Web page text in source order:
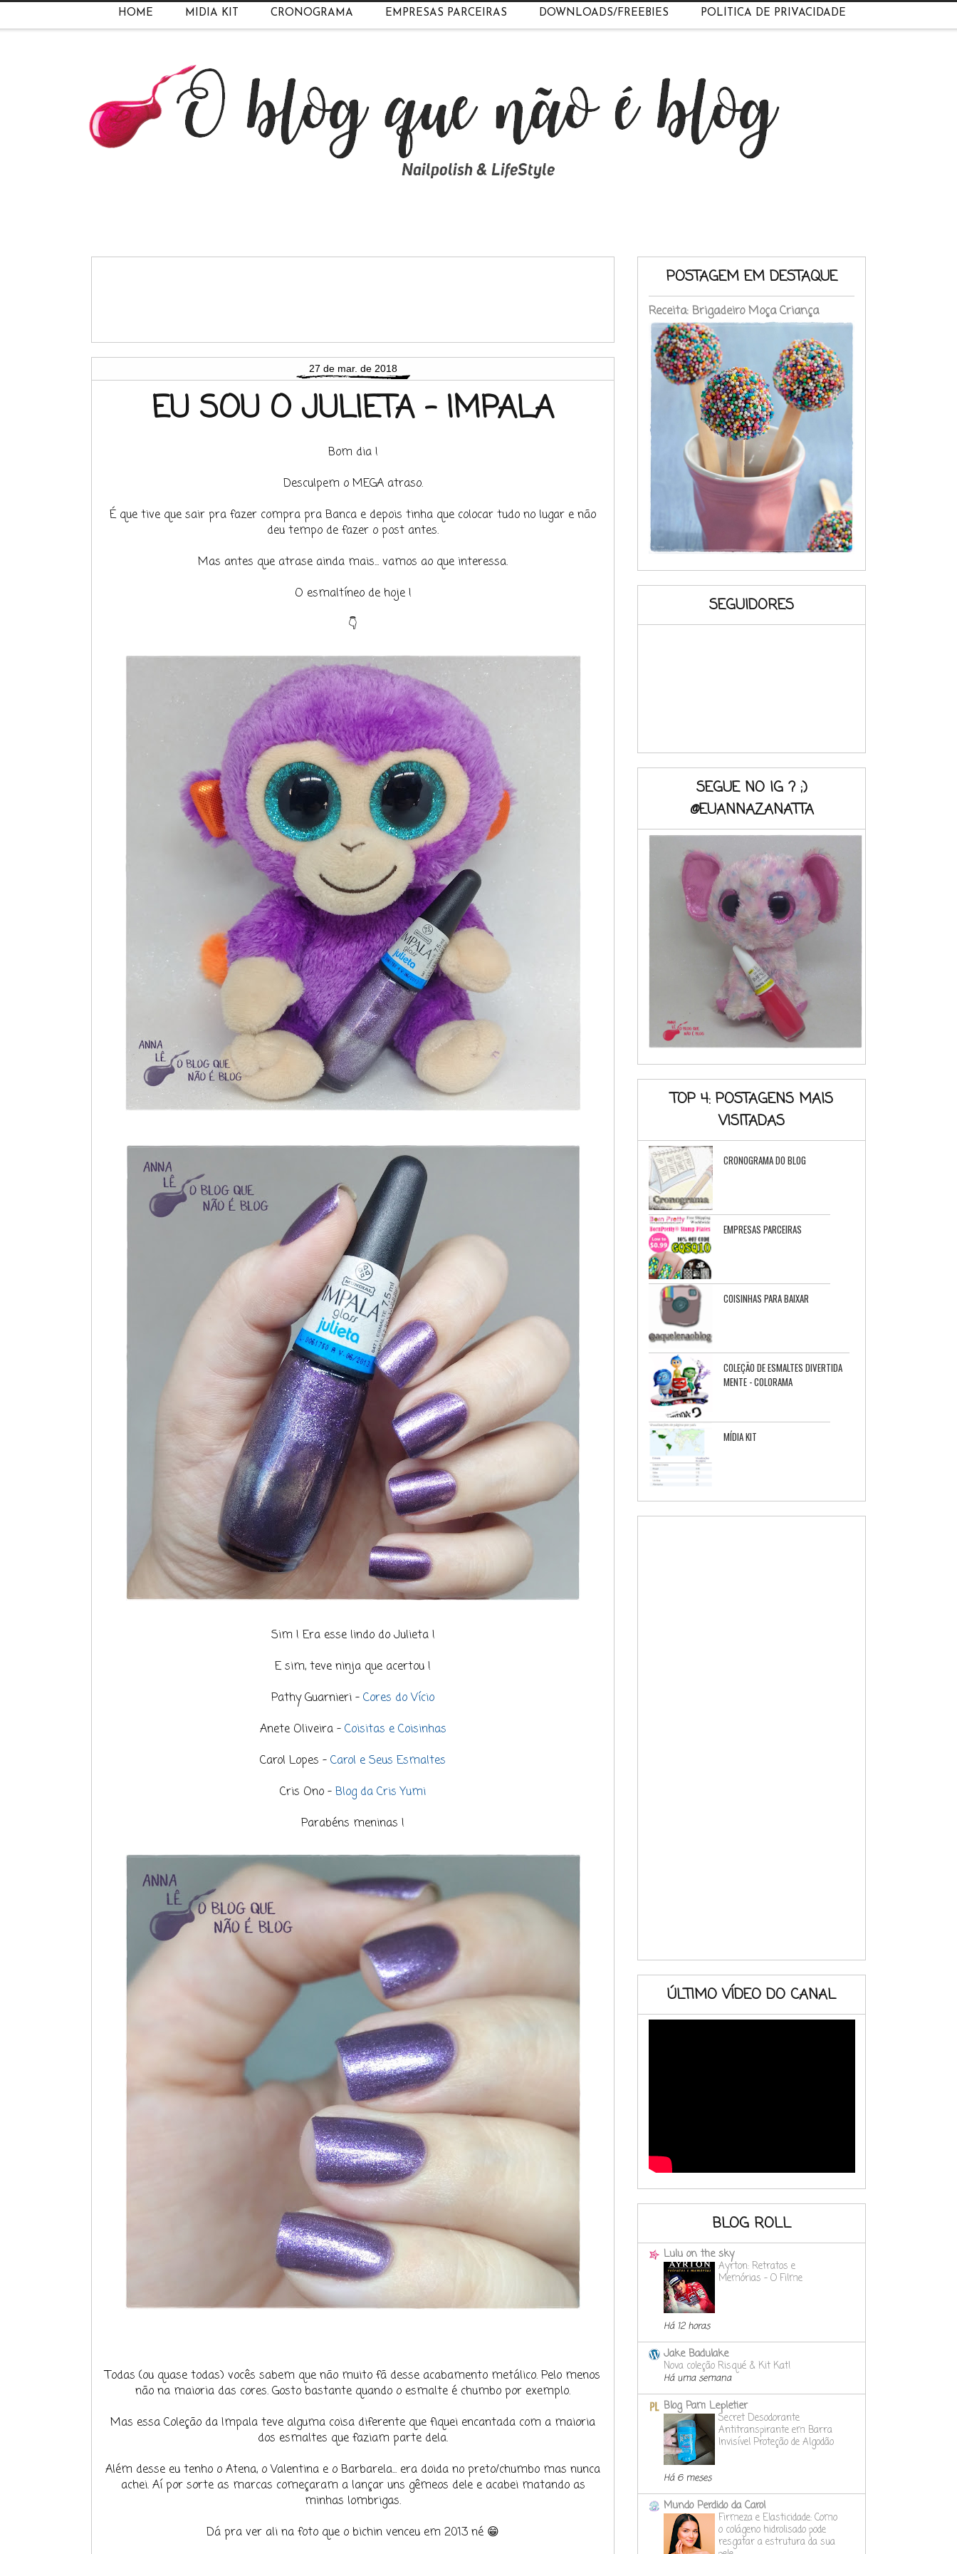
HOME MIDIA KIT CRONOGRAMA EMPRESAS PARCEIRAS DOWNLOADS/FREEBIES POLÍTICA DE PRIVACIDADE
27 de mar. de 2018
EU SOU O JULIETA - IMPALA
Bom dia !
Desculpem o MEGA atraso.
É que tive que sair pra fazer compra pra Banca e depois tinha que colocar tudo no lugar e não
deu tempo de fazer o post antes.
Mas antes que atrase ainda mais... vamos ao que interessa.
O esmaltíneo de hoje !
👇
Sim ! Era esse lindo do Julieta !
E sim, teve ninja que acertou !
Pathy Guarnieri - Cores do Vício
Anete Oliveira - Coisitas e Coisinhas
Carol Lopes - Carol e Seus Esmaltes
Cris Ono - Blog da Cris Yumi
Parabéns meninas !
Todas (ou quase todas) vocês sabem que não muito fã desse acabamento metálico. Pelo menos
não na maioria das cores. Gosto bastante quando o esmalte é chumbo por exemplo.
Mas essa Coleção da Impala teve alguma coisa diferente que fiquei encantada com a maioria
dos esmaltes que faziam parte dela.
Além desse eu tenho o Atena, o Valentina e o Barbarela... era doida no preto/chumbo mas nunca
achei. Aí por sorte as marcas começaram a lançar uns gêmeos dele e acabei matando as
minhas lombrigas.
Dá pra ver ali na foto que o bichin venceu em 2013 né 😁
POSTAGEM EM DESTAQUE
Receita: Brigadeiro Moça Criança
SEGUIDORES
SEGUE NO IG ? ;)
@EUANNAZANATTA
TOP 4: POSTAGENS MAIS
VISITADAS
CRONOGRAMA DO BLOG
EMPRESAS PARCEIRAS
COISINHAS PARA BAIXAR
COLEÇÃO DE ESMALTES DIVERTIDA
MENTE - COLORAMA
MÍDIA KIT
ÚLTIMO VÍDEO DO CANAL
BLOG ROLL
Lulu on the sky
Ayrton: Retratos e
Memórias - O Filme
Há 12 horas
Jake Badulake
Nova coleção Risqué & Kit Kat!
Há uma semana
Blog Pam Lepletier
Secret Desodorante
Antitranspirante em Barra
Invisível Proteção de Algodão
Há 6 meses
Mundo Perdido da Carol
Firmeza e Elasticidade: Como
o colágeno hidrolisado pode
resgatar a estrutura da sua